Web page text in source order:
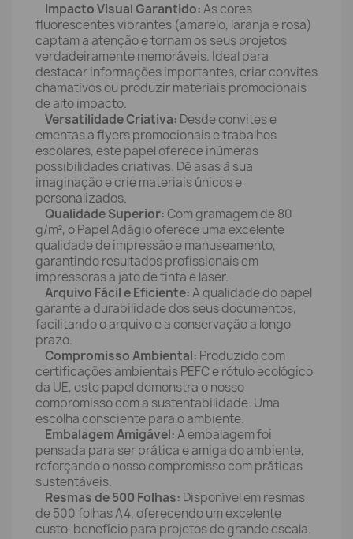
Impacto Visual Garantido:As cores
fluorescentes vibrantes (amarelo, laranja e rosa)
captam a atenção e tornam os seus projetos
verdadeiramente memoráveis. Ideal para
destacar informações importantes, criar convites
chamativos ou produzir materiais promocionais
de alto impacto.
Versatilidade Criativa: Desde convites e
ementas a flyers promocionais e trabalhos
escolares, este papel oferece inúmeras
possibilidades criativas. Dê asas à sua
imaginação e crie materiais únicos e
personalizados.
Qualidade Superior:Com gramagem de 80
g/m², o Papel Adágio oferece uma excelente
qualidade de impressão e manuseamento,
garantindo resultados profissionais em
impressoras a jato de tinta e laser.
Arquivo Fácil e Eficiente:A qualidade do papel
garante a durabilidade dos seus documentos,
facilitando o arquivo e a conservação a longo
prazo.
Compromisso Ambiental: Produzido com
certificações ambientais PEFC e rótulo ecológico
da UE, este papel demonstra o nosso
compromisso com a sustentabilidade. Uma
escolha consciente para o ambiente.
Embalagem Amigável:A embalagem foi
pensada para ser prática e amiga do ambiente,
reforçando o nosso compromisso com práticas
sustentáveis.
Resmas de 500 Folhas: Disponível em resmas
de 500 folhas A4, oferecendo um excelente
custo-benefício para projetos de grande escala.